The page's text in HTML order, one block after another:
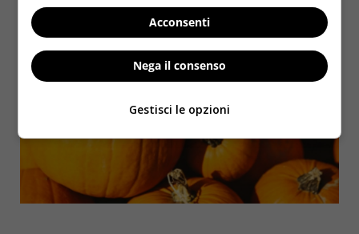
Acconsenti
Nega il consenso
Gestisci le opzioni